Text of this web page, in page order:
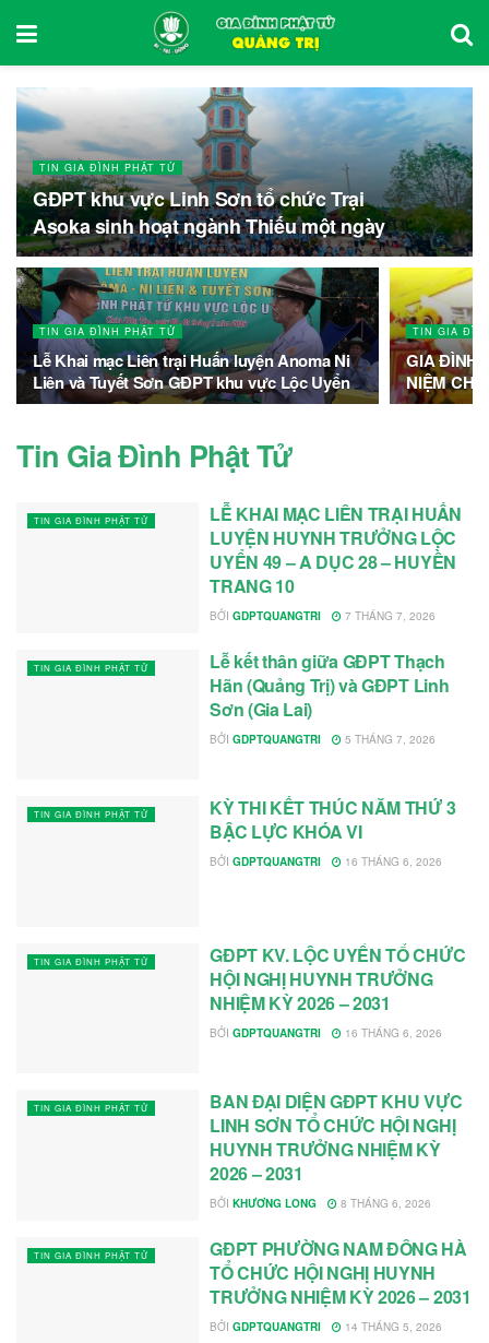
TIN GIA ĐÌNH PHẬT TỬ
GĐPT khu vực Linh Sơn tổ chức Trại
Asoka sinh hoạt ngành Thiếu một ngày
TIN GIA ĐÌNH PHẬT TỬ
Lễ Khai mạc Liên trại Huấn luyện Anoma Ni
Liên và Tuyết Sơn GĐPT khu vực Lộc Uyển
TIN GIA
GIA ĐÌNH
NIỆM
Tin Gia Đình Phật Tử
TIN GIA ĐÌNH PHẬT TỬ
LỄ KHAI MẠC LIÊN TRẠI HUẤN
LUYỆN HUYNH TRƯỞNG LỘC
UYỂN 49 – A DỤC 28 – HUYỀN
TRANG 10
BỞI GDPTQUANGTRI 7 THÁNG 7, 2026
TIN GIA ĐÌNH PHẬT TỬ
Lễ kết thân giữa GĐPT Thạch
Hãn (Quảng Trị) và GĐPT Linh
Sơn (Gia Lai)
BỞI GDPTQUANGTRI 5 THÁNG 7, 2026
TIN GIA ĐÌNH PHẬT TỬ
KỲ THI KẾT THÚC NĂM THỨ 3
BẬC LỰC KHÓA VI
BỞI GDPTQUANGTRI 16 THÁNG 6, 2026
TIN GIA ĐÌNH PHẬT TỬ
GĐPT KV. LỘC UYỂN TỔ CHỨC
HỘI NGHỊ HUYNH TRƯỞNG
NHIỆM KỲ 2026 – 2031
BỞI GDPTQUANGTRI 16 THÁNG 6, 2026
TIN GIA ĐÌNH PHẬT TỬ
BAN ĐẠI DIỆN GĐPT KHU VỰC
LINH SƠN TỔ CHỨC HỘI NGHỊ
HUYNH TRƯỞNG NHIỆM KỲ
2026 – 2031
BỞI KHƯƠNG LONG 8 THÁNG 6, 2026
TIN GIA ĐÌNH PHẬT TỬ
GĐPT PHƯỜNG NAM ĐÔNG HÀ
TỔ CHỨC HỘI NGHỊ HUYNH
TRƯỞNG NHIỆM KỲ 2026 – 2031
BỞI GDPTQUANGTRI 14 THÁNG 5, 2026